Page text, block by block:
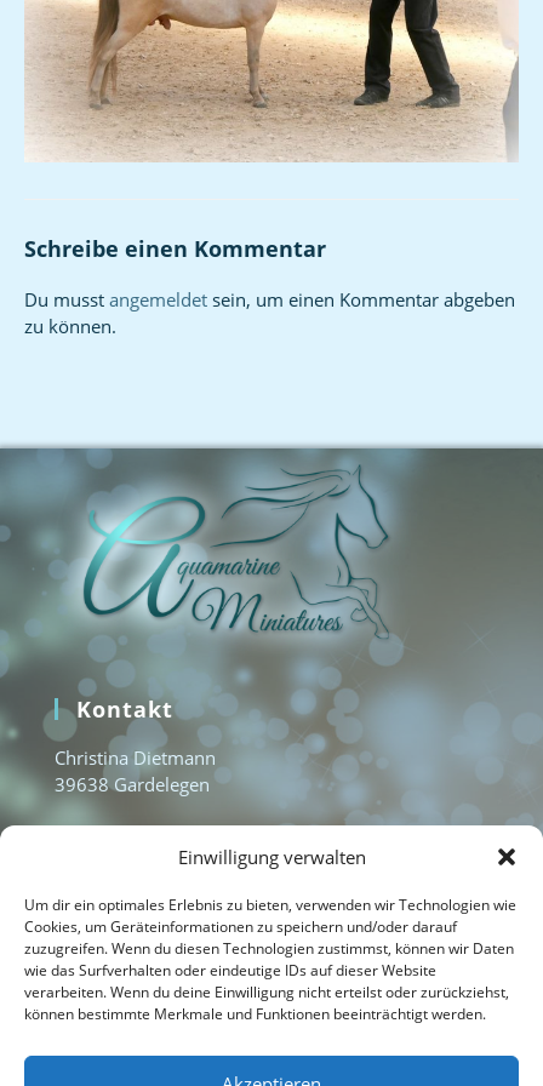
Einwilligung verwalten
Um dir ein optimales Erlebnis zu bieten, verwenden wir Technologien wie
Cookies, um Geräteinformationen zu speichern und/oder darauf
zuzugreifen. Wenn du diesen Technologien zustimmst, können wir Daten
wie das Surfverhalten oder eindeutige IDs auf dieser Website
verarbeiten. Wenn du deine Einwilligung nicht erteilst oder zurückziehst,
können bestimmte Merkmale und Funktionen beeinträchtigt werden.
Schreibe einen Kommentar
Du musst angemeldet sein, um einen Kommentar abgeben
zu können.
Kontakt
Christina Dietmann
39638 Gardelegen
info@aquamarine-miniatures.com
Home
Kontakt